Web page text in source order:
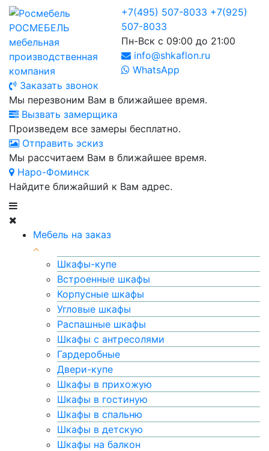
РОСМЕБЕЛЬ
мебельная
производственная
компания
+7(495) 507-8033 +7(925)
507-8033
Пн-Вск с 09:00 до 21:00
info@shkaflon.ru
WhatsApp
Заказать звонок
Мы перезвоним Вам в ближайшее время.
Вызвать замерщика
Произведем все замеры бесплатно.
Отправить эскиз
Мы рассчитаем Вам в ближайшее время.
Наро-Фоминск
Найдите ближайший к Вам адрес.
Мебель на заказ
Шкафы-купе
Встроенные шкафы
Корпусные шкафы
Угловые шкафы
Распашные шкафы
Шкафы с антресолями
Гардеробные
Двери-купе
Шкафы в прихожую
Шкафы в гостиную
Шкафы в спальню
Шкафы в детскую
Шкафы на балкон